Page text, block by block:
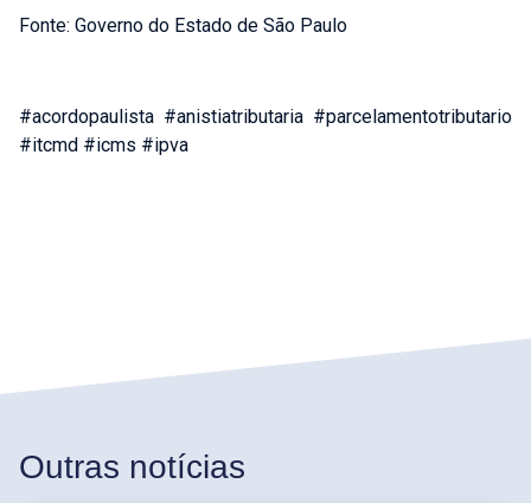
Fonte: Governo do Estado de São Paulo
#acordopaulista #anistiatributaria #parcelamentotributario
#itcmd #icms #ipva
Outras notícias
Áreas que deseja mais informações:
RECUPERAÇÃO DE CRÉDITO TRIBUTÁRIO